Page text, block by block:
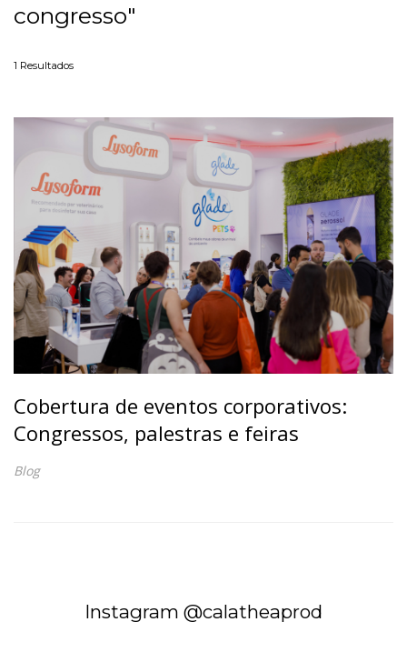
congresso"
1 Resultados
Cobertura de eventos corporativos:
Congressos, palestras e feiras
Blog
Instagram @calatheaprod